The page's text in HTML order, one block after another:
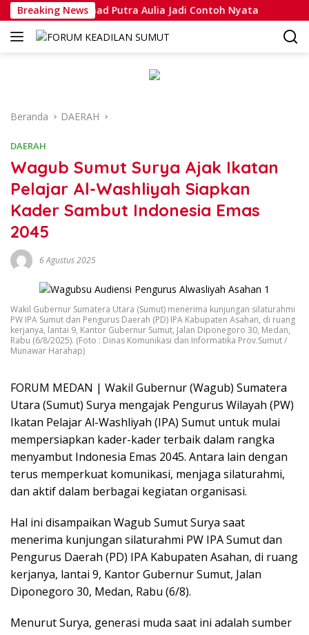
Langsung
ke
konten
Breaking News
Muhammad Putra Aulia Jadi Contoh Nyata
Beranda DAERAH
DAERAH
Wagub Sumut Surya Ajak Ikatan
Pelajar Al-Washliyah Siapkan
Kader Sambut Indonesia Emas
2045
6 Agustus 2025
Wakil Gubernur Sumatera Utara (Sumut) menerima kunjungan silaturahmi
PW IPA Sumut dan Pengurus Daerah (PD) IPA Kabupaten Asahan, di ruang
kerjanya, lantai 9, Kantor Gubernur Sumut, Jalan Diponegoro 30, Medan,
Rabu (6/8/2025). (Foto : Dinas Komunikasi dan Informatika Prov.Sumut /
Munawar Harahap)
FORUM MEDAN | Wakil Gubernur (Wagub) Sumatera
Utara (Sumut) Surya mengajak Pengurus Wilayah (PW)
Ikatan Pelajar Al-Washliyah (IPA) Sumut untuk mulai
mempersiapkan kader-kader terbaik dalam rangka
menyambut Indonesia Emas 2045. Antara lain dengan
terus memperkuat komunikasi, menjaga silaturahmi,
dan aktif dalam berbagai kegiatan organisasi.
Hal ini disampaikan Wagub Sumut Surya saat
menerima kunjungan silaturahmi PW IPA Sumut dan
Pengurus Daerah (PD) IPA Kabupaten Asahan, di ruang
kerjanya, lantai 9, Kantor Gubernur Sumut, Jalan
Diponegoro 30, Medan, Rabu (6/8).
Menurut Surya, generasi muda saat ini adalah sumber